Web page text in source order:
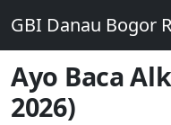
GBI Danau Bogor
Ayo Baca
2026)